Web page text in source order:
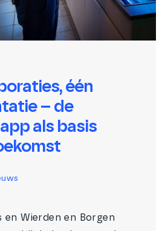
één
– de
als basis
en Wierden en Borgen